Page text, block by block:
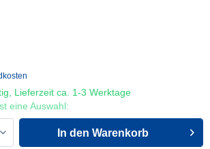
Lieferzeit ca. 1-3 Werktage
eine Auswahl:
In den Warenkorb